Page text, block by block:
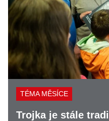
TÉMA MĚSÍCE
Trojka je stále